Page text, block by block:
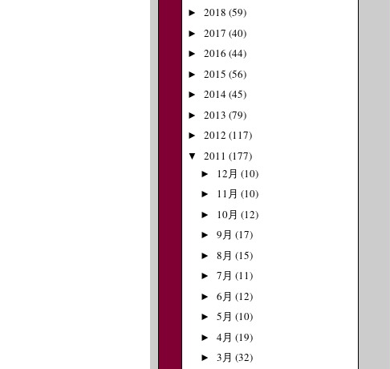
► 2018 (59)
► 2017 (40)
► 2016 (44)
► 2015 (56)
► 2014(45)
► 2013 (79)
► 2012 (117)
▼ 2011 (177)
► 12月 (10)
► 11月 (10)
► 10月 (12)
► 9月 (17)
► 8月 (15)
► 7月 (11)
► 6月 (12)
► 5月 (10)
► 4月 (19)
► 3月 (32)